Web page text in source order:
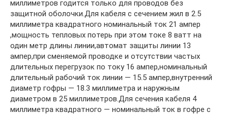
миллиметров годится только для проводов без
защитной оболочки.Для кабеля с сечением жил в 2.5
миллиметра квадратного номинальный ток 21 ампер
,мощность тепловых потерь при этом токе 8 ватт на
один метр длины линии,автомат защиты линии 13
ампер,при сменяемой проводке и отсутствии частых
длительных перегрузок по току 16 ампер,номинальный
длительный рабочий ток линии — 15.5 ампер,внутренний
диаметр гофры — 18.3 миллиметра и наружным
диаметром в 25 миллиметров.Для сечения кабеля 4
миллиметра квадратного — номинальный ток в гофре с